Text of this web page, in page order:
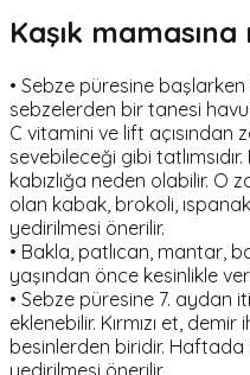
Kaşık
• Sebze püresine
sebzelerden bir tanesi
C vitamini ve lift açısından
sevebileceği gibi
kabızlığa neden olabilir. O
olan kabak, brokoli,
yedirilmesi önerilir.
• Bakla, patlıcan, mantar,
yaşından önce kesinlikle
• Sebze püresine 7. aydan
eklenebilir. Kırmızı et,
besinlerden biridir. Haftada